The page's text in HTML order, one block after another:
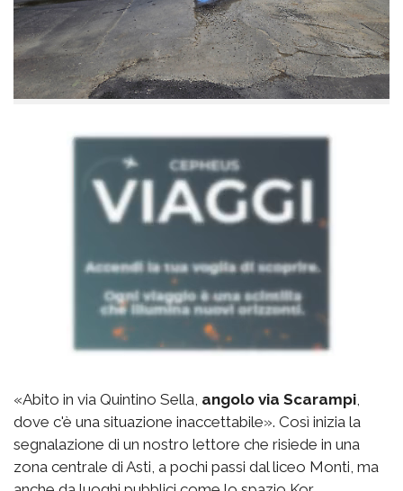
«Abito in via Quintino Sella, angolo via Scarampi,
dove c'è una situazione inaccettabile». Così inizia la
segnalazione di un nostro lettore che risiede in una
zona centrale di Asti, a pochi passi dal liceo Monti, ma